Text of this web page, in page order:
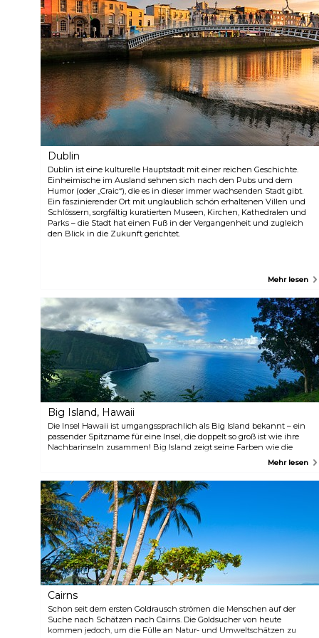
Dublin
Dublin ist eine kulturelle Hauptstadt mit einer reichen Geschichte.
Einheimische im Ausland sehnen sich nach den Pubs und dem
Humor (oder „Craic“), die es in dieser immer wachsenden Stadt gibt.
Ein faszinierender Ort mit unglaublich schön erhaltenen Villen und
Schlössern, sorgfältig kuratierten Museen, Kirchen, Kathedralen und
Parks – die Stadt hat einen Fuß in der Vergangenheit und zugleich
den Blick in die Zukunft gerichtet.
Mehr lesen
Big Island, Hawaii
Die Insel Hawaii ist umgangssprachlich als Big Island bekannt – ein
passender Spitzname für eine Insel, die doppelt so groß ist wie ihre
Nachbarinseln zusammen! Big Island zeigt seine Farben wie die
Federn eines Pfaus: Das kräftige Rot des Magmas im Hawaiʻi-
strahlend weißen Schnee des Mauna Kea, während der schwarze
Sand des Punaluu Beach in das Smaragdgrün der Regenwälder an
der Hamakua-Küste übergeht.
Mehr lesen
Cairns
Schon seit dem ersten Goldrausch strömen die Menschen auf der
Suche nach Schätzen nach Cairns. Die Goldsucher von heute
kommen jedoch, um die Fülle an Natur- und Umweltschätzen zu